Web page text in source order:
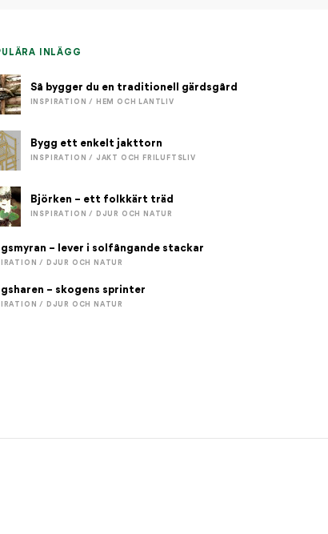
INLÄGG
Så bygger du en traditionell gärdsgård
INSPIRATION / HEM OCH LANTLIV
Bygg ett enkelt jakttorn
INSPIRATION / JAKT OCH FRILUFTSLIV
Björken – ett folkkärt träd
INSPIRATION / DJUR OCH NATUR
– lever i solfångande stackar
/ DJUR OCH NATUR
– skogens sprinter
/ DJUR OCH NATUR